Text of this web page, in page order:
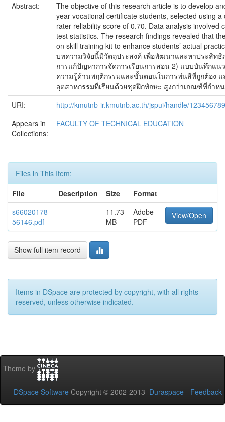
Abstract:
The objective of this research article is to develop
year vocational certificate students, selected using
rater reliability score of 0.70. Data analysis
test statistics. The research findings revealed that
on skill training kit to enhance students’ actual
บทความวิจัยนี้มีวัตถุประสงค์ เพื่อพัฒนาและหาประสิท
การแก้ปัญหาการจัดการเรียนการสอน 2) แบบบันทึกแน
ความรู้ด้านพฤติกรรมและขั้นตอนในการพ่นสีที่ถูกต้อง
อุตสาหกรรมที่เรียนด้วยชุดฝึกทักษะ สูงกว่าเกณฑ์ที่กำห
URI:
http://kmutnb-ir.kmutnb.ac.th/jspui/handle/
Appears in
Collections:
FACULTY OF TECHNICAL EDUCATION
Files in This Item:
File
Description Size
Format
s66020178
56146.pdf
11.73
MB
Adobe
PDF
View/Open
Show full item record
Items in DSpace are protected by copyright, with all rights
reserved, unless otherwise indicated.
Theme by
DSpace Software Copyright © 2002-2013 Duraspace - Feedback